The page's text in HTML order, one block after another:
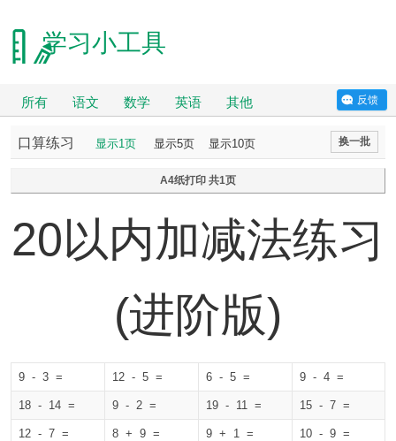
学习小工具
所有 语文 数学 英语 其他 反馈
口算练习 显示1页 显示5页 显示10页 换一批
A4纸打印 共1页
20以内加减法练习
(进阶版)
9 - 3 = 12 - 5 = 6 - 5 = 9 - 4 =
18 - 14 = 9 - 2 = 19 - 11 = 15 - 7 =
12 - 7 = 8 + 9 = 9 + 1 = 10 - 9 =